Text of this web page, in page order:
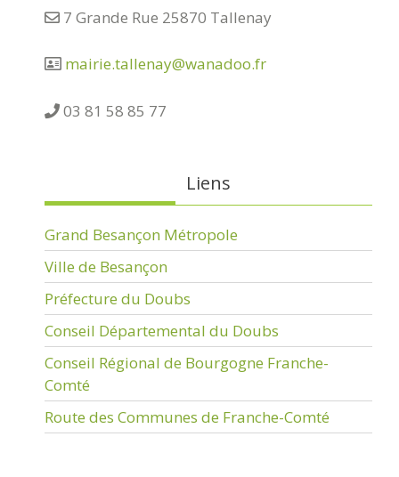
7 Grande Rue 25870 Tallenay
mairie.tallenay@wanadoo.fr
03 81 58 85 77
Liens
Grand Besançon Métropole
Ville de Besançon
Préfecture du Doubs
Conseil Départemental du Doubs
Conseil Régional de Bourgogne Franche-
Comté
Route des Communes de Franche-Comté